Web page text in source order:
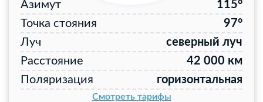
Азимут
115°
Точка стояния
97°
Луч
северный луч
Расстояние
42 000 км
Поляризация
горизонтальная
Смотреть тарифы